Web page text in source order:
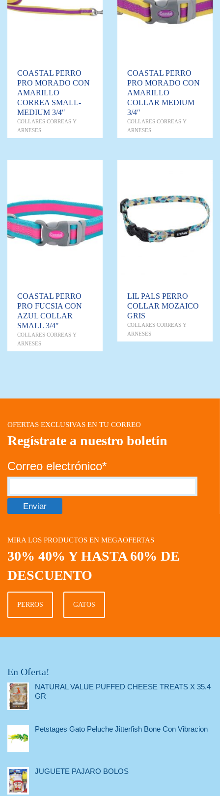
COASTAL PERRO
PRO MORADO CON
AMARILLO
CORREA SMALL-
MEDIUM 3/4″
COLLARES CORREAS Y
ARNESES
COASTAL PERRO
PRO MORADO CON
AMARILLO
COLLAR MEDIUM
3/4″
COLLARES CORREAS Y
ARNESES
COASTAL PERRO
PRO FUCSIA CON
AZUL COLLAR
SMALL 3/4″
COLLARES CORREAS Y
ARNESES
LIL PALS PERRO
COLLAR MOZAICO
GRIS
COLLARES CORREAS Y
ARNESES
OFERTAS EXCLUSIVAS EN TU CORREO
Regístrate a nuestro boletín
Correo electrónico*
MIRA LOS PRODUCTOS EN MEGAOFERTAS
30% 40% Y HASTA 60% DE
DESCUENTO
PERROS GATOS
En Oferta!
NATURAL VALUE PUFFED CHEESE TREATS X 35.4
GR
Petstages Gato Peluche Jitterfish Bone Con Vibracion
JUGUETE PAJARO BOLOS